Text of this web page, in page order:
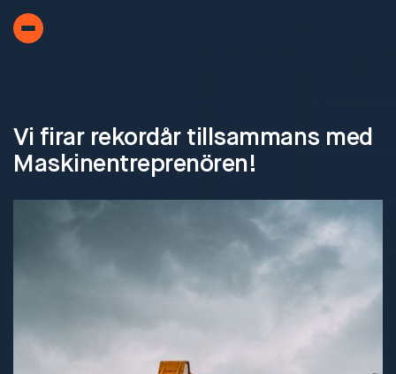
Vi firar rekordår tillsammans med
Maskinentreprenören!